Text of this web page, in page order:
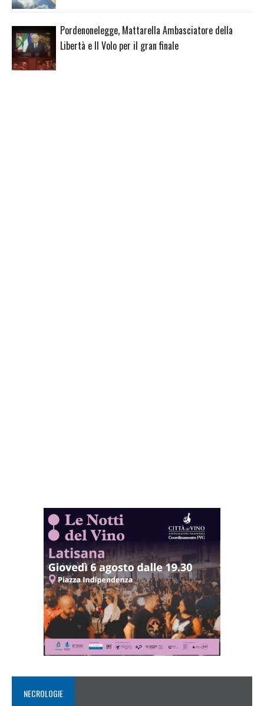
Pordenonelegge, Mattarella Ambasciatore della
Libertà e Il Volo per il gran finale
NECROLOGIE